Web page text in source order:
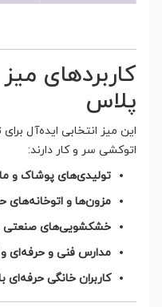
کاربردهای
پلاس
این میز انتخابی ایده‌آل
اتوکشی سر و کار دارند:
تولیدی‌های پوشاک و
مزون‌ها و اتوخانه‌های
خشکشویی‌های صنعتی
مدارس فنی و حرفه‌ای
کاربران خانگی حرفه‌ای